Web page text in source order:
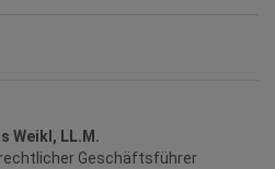
Weikl, LL.M.
Geschäftsführer